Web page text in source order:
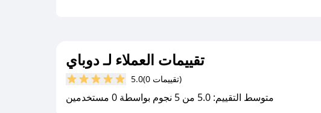
تقييمات العملاء لـ دوباي
5.0 (0 تقييمات)
متوسط التقييم: 5.0 من 5 نجوم بواسطة 0 مستخدمين